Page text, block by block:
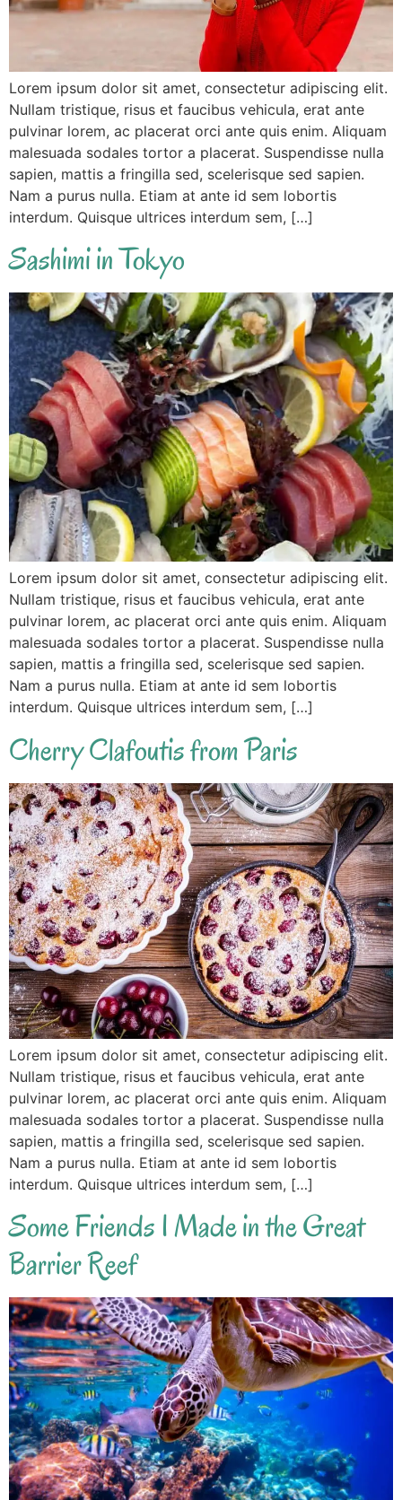
Lorem ipsum dolor sit amet, consectetur adipiscing elit.
Nullam tristique, risus et faucibus vehicula, erat ante
pulvinar lorem, ac placerat orci ante quis enim. Aliquam
malesuada sodales tortor a placerat. Suspendisse nulla
sapien, mattis a fringilla sed, scelerisque sed sapien.
Nam a purus nulla. Etiam at ante id sem lobortis
interdum. Quisque ultrices interdum sem, […]
Sashimi in Tokyo
Lorem ipsum dolor sit amet, consectetur adipiscing elit.
Nullam tristique, risus et faucibus vehicula, erat ante
pulvinar lorem, ac placerat orci ante quis enim. Aliquam
malesuada sodales tortor a placerat. Suspendisse nulla
sapien, mattis a fringilla sed, scelerisque sed sapien.
Nam a purus nulla. Etiam at ante id sem lobortis
interdum. Quisque ultrices interdum sem, […]
Cherry Clafoutis from Paris
Lorem ipsum dolor sit amet, consectetur adipiscing elit.
Nullam tristique, risus et faucibus vehicula, erat ante
pulvinar lorem, ac placerat orci ante quis enim. Aliquam
malesuada sodales tortor a placerat. Suspendisse nulla
sapien, mattis a fringilla sed, scelerisque sed sapien.
Nam a purus nulla. Etiam at ante id sem lobortis
interdum. Quisque ultrices interdum sem, […]
Some Friends I Made in the Great
Barrier Reef